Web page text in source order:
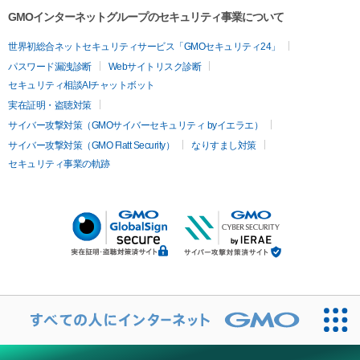
GMOインターネットグループのセキュリティ事業について
世界初総合ネットセキュリティサービス「GMOセキュリティ24」
パスワード漏洩診断
Webサイトリスク診断
セキュリティ相談AIチャットボット
実在証明・盗聴対策
サイバー攻撃対策（GMOサイバーセキュリティ byイエラエ）
サイバー攻撃対策（GMO Flatt Security）
なりすまし対策
セキュリティ事業の軌跡